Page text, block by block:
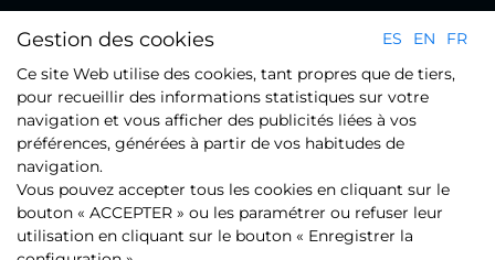
ES EN FR
Gestion des cookies
Ce site Web utilise des cookies, tant propres que de tiers,
pour recueillir des informations statistiques sur votre
navigation et vous afficher des publicités liées à vos
préférences, générées à partir de vos habitudes de
navigation.
Vous pouvez accepter tous les cookies en cliquant sur le
bouton « ACCEPTER » ou les paramétrer ou refuser leur
utilisation en cliquant sur le bouton « Enregistrer la
Plaça del Xarol 23 - Pol. Ind. Les Guixeres - 08915 Badalona
Tel.: +34 934 608 800